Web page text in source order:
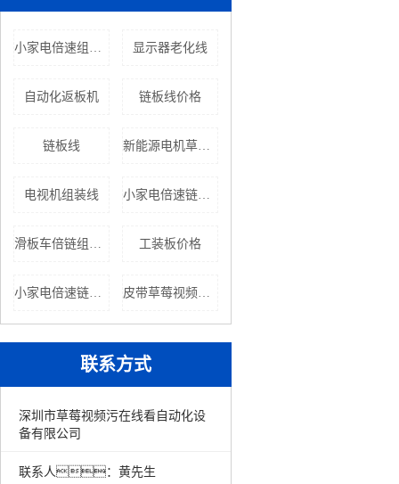
显示器老化线
自动化返板机 链板线价格
链板线
电视机组装线
工装板价格
联系方式
深圳市草莓视频污在线看自动化设
备有限公司
联系人：黄先生